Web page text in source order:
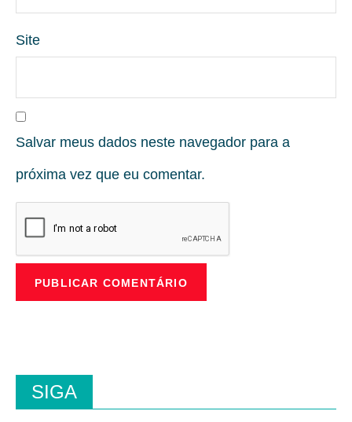
Site
Salvar meus dados neste navegador para a
próxima vez que eu comentar.
SIGA